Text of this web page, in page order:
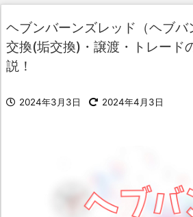
ヘブンバーンズレッド（ヘブバ
交換(垢交換)・譲渡・トレード
説！
2024年3月3日 2024年4月3日